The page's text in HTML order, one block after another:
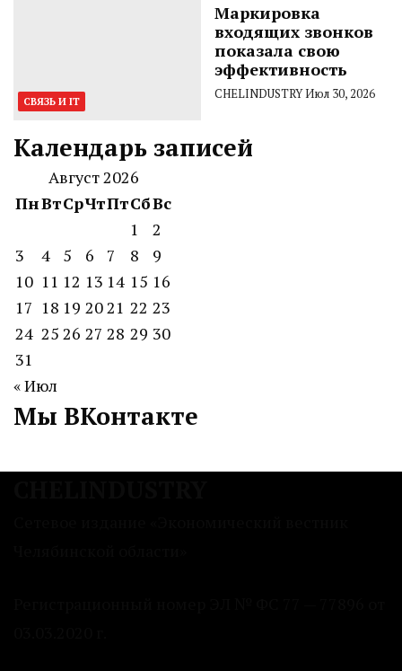
СВЯЗЬ И IT
Маркировка
входящих звонков
показала свою
эффективность
CHELINDUSTRYИюл 30, 2026
Календарь записей
Август 2026
ПнВтСрЧтПтСбВс
1
2
3
4 5 6 7 8
9
10 11 12 13 14 15 16
17 18 19 2021 22 23
24 25 26 27 28 29 30
31
« Июл
Мы ВКонтакте